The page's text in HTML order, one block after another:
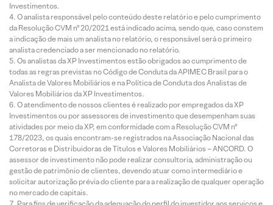
Investimentos.
O analista responsável pelo conteúdo deste relatório e pelo cumprimento
da Resolução CVM nº 20/2021 está indicado acima, sendo que, caso constem
a indicação de mais um analista no relatório, o responsável será o primeiro
analista credenciado a ser mencionado no relatório.
Os analistas da XP Investimentos estão obrigados ao cumprimento de
todas as regras previstas no Código de Conduta da APIMEC Brasil para o
Analista de Valores Mobiliários e na Política de Conduta dos Analistas de
Valores Mobiliários da XP Investimentos.
O atendimento de nossos clientes é realizado por empregados da XP
Investimentos ou por assessores de investimento que desempenham suas
atividades por meio da XP, em conformidade com a Resolução CVM nº
178/2023, os quais encontram-se registrados na Associação Nacional das
Corretoras e Distribuidoras de Títulos e Valores Mobiliários – ANCORD. O
assessor de investimento não pode realizar consultoria, administração ou
gestão de patrimônio de clientes, devendo atuar como intermediário e
solicitar autorização prévia do cliente para a realização de qualquer operação
no mercado de capitais.